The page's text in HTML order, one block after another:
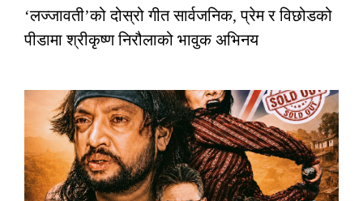
‘लज्जावती’को दोस्रो गीत सार्वजनिक, प्रेम र विछोडको
पीडामा श्रीकृष्ण निरौलाको भावुक अभिनय